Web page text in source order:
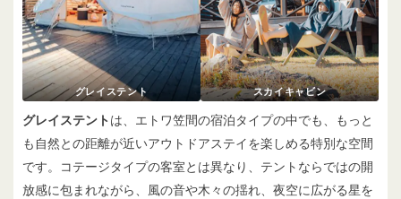
グレイステント スカイキャビン
グレイステントは、エトワ笠間の宿泊タイプの中でも、もっと
も自然との距離が近いアウトドアステイを楽しめる特別な空間
です。コテージタイプの客室とは異なり、テントならではの開
放感に包まれながら、風の音や木々の揺れ、夜空に広がる星を